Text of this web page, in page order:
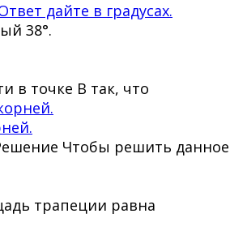
дайте в градусах.
38°.
в точке B так, что
Чтобы решить данное
трапеции равна